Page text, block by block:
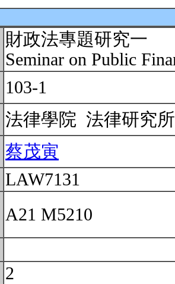
財政法專題研究一
Seminar on Public
103-1
法律學院 法律研究
蔡茂寅
LAW7131
A21 M5210
2